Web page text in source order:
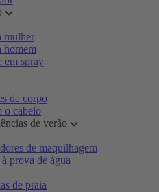
mulher
homem
em spray
de corpo
o cabelo
de verão
de maquilhagem
prova de água
de praia